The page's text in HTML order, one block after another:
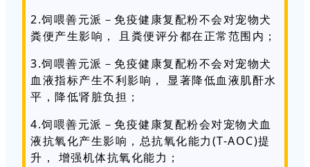
2.饲喂善元派－免疫健康复配粉不会对宠物犬
粪便产生影响， 且粪便评分都在正常范围内；
3.饲喂善元派－免疫健康复配粉不会对宠物犬
血液指标产生不利影响， 显著降低血液肌酐水
平，降低肾脏负担；
4.饲喂善元派－免疫健康复配粉会对宠物犬血
液抗氧化产生影响，总抗氧化能力(T-AOC)提
升， 增强机体抗氧化能力；